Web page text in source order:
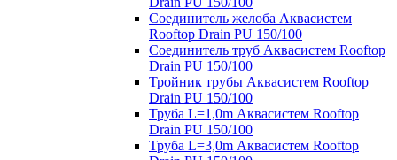
Соединитель желоба Аквасистем
Rooftop Drain PU 150/100
Соединитель труб Аквасистем Rooftop
Drain PU 150/100
Тройник трубы Аквасистем Rooftop
Drain PU 150/100
Труба L=1,0m Аквасистем Rooftop
Drain PU 150/100
Труба L=3,0m Аквасистем Rooftop